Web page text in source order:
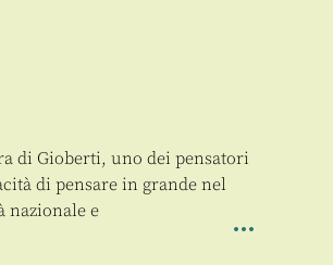
di Gioberti, uno dei pensatori
di pensare in grande nel
nazionale e